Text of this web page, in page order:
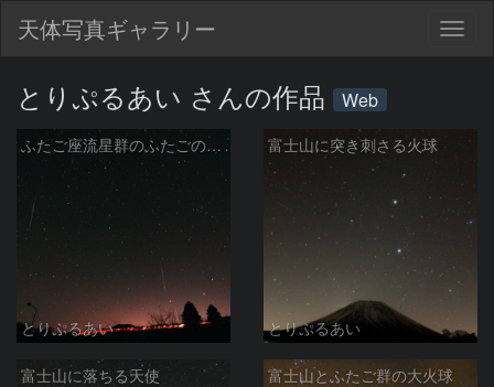
天体写真ギャラリー
とりぷるあい さんの作品 Web
ふたご座流星群のふたごの流星
とりぷるあい
富士山に突き刺さる火球
とりぷるあい
富士山に落ちる天使 富士山とふたご群の大火球